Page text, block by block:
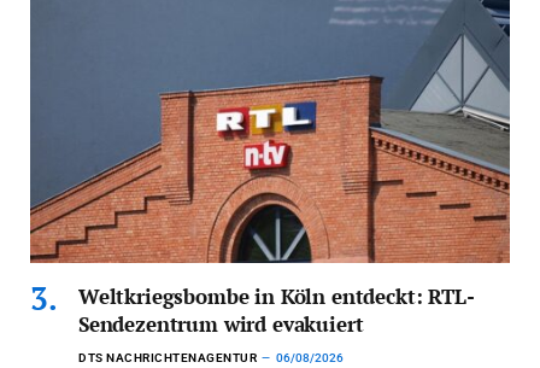
Weltkriegsbombe in Köln entdeckt: RTL-
Sendezentrum wird evakuiert
DTS NACHRICHTENAGENTUR 06/08/2026